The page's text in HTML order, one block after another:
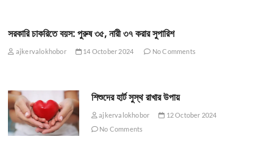
সরকারি চাকরিতে বয়স: পুরুষ ৩৫, নারী ৩৭ করার সুপারিশ
ajkervalokhobor 14 October 2024 No Comments
শিশুদের হার্ট সুস্থ রাখার উপায়
ajkervalokhobor
12 October 2024
No Comments